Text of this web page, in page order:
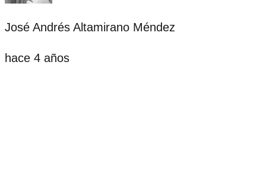
José Andrés Altamirano Méndez
hace 4 años